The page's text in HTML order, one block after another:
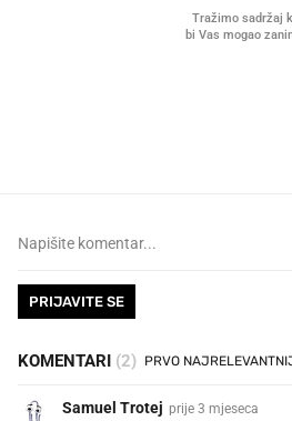
PRIJAVITE SE
KOMENTARI (2)
Samuel Trotej prije 3 mjeseca